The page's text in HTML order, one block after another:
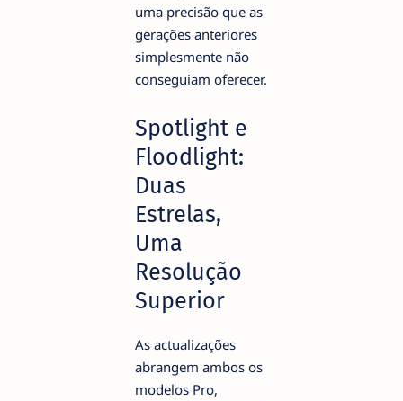
uma precisão que as
gerações anteriores
simplesmente não
conseguiam oferecer.
Spotlight e
Floodlight:
Duas
Estrelas,
Uma
Resolução
Superior
As actualizações
abrangem ambos os
modelos Pro,